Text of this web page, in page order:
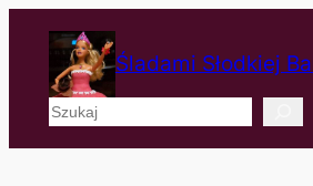
Śladami Słodkiej
Szukaj